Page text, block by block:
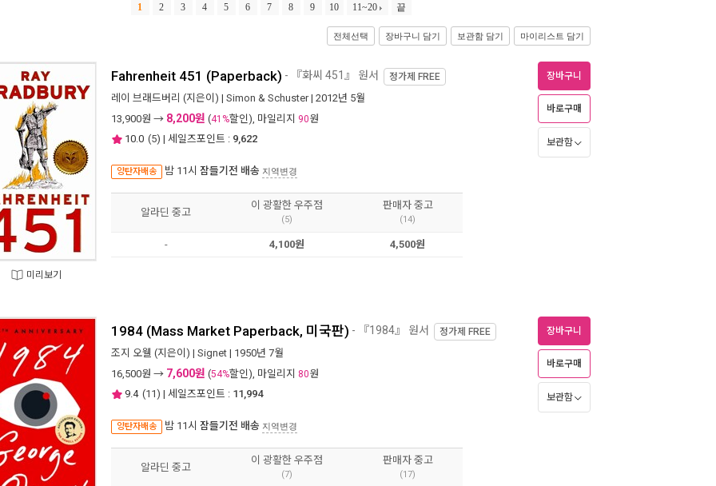
1 2 3 4 5 6 7 8 9 10 11~20 끝
전체선택 장바구니 담기 보관함 담기 마이리스트 담기
미리보기
Fahrenheit 451 (Paperback) - 『화씨 451』 원서 정가제 FREE
레이 브래드버리 (지은이) | Simon & Schuster| 2012년 5월
13,900원 → 8,200원 (41%할인), 마일리지 90원
10.0 (5) | 세일즈포인트 : 9,622
양탄자배송 밤 11시 잠들기전 배송 지역변경
장바구니
바로구매
보관함
알라딘 중고
이 광활한 우주점
(5)
판매자 중고
(14)
- 4,100원 4,500원
1984 (Mass Market Paperback, 미국판) - 『1984』 원서 정가제 FREE
조지 오웰 (지은이) | Signet | 1950년 7월
16,500원 → 7,600원 (54%할인), 마일리지 80원
9.4 (11) | 세일즈포인트 : 11,994
양탄자배송 밤 11시 잠들기전 배송 지역변경
장바구니
바로구매
보관함
알라딘 중고
이 광활한 우주점
(7)
판매자 중고
(17)